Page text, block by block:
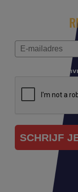
Controleer je
SCHRIJF